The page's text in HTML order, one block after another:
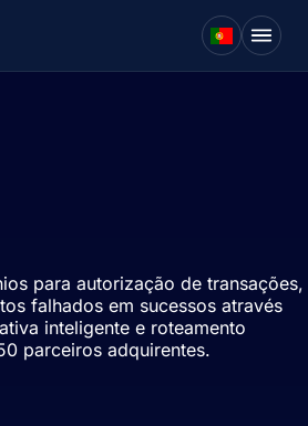
para autorização de transações,
falhados em sucessos através
inteligente e roteamento
parceiros adquirentes.